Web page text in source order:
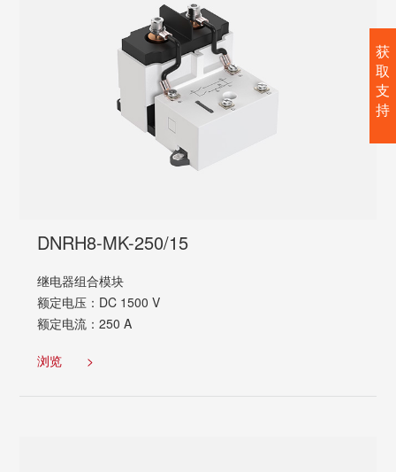
DNRH8-MK-250/15
继电器组合模块
额定电压：DC 1500 V
额定电流：250 A
浏览 >
获
取
支
持